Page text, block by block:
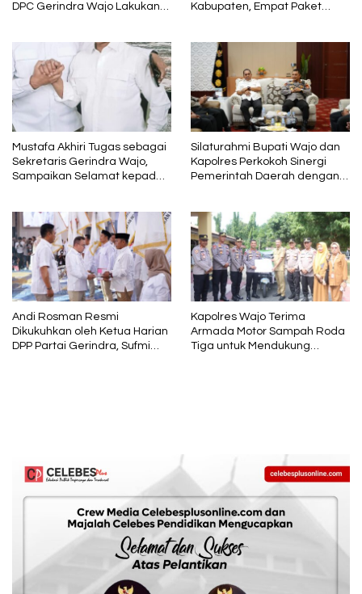
DPC Gerindra Wajo Lakukan
sebagai Wakil Ketua dan
Tetap Kader Partai
Kabupaten, Empat Paket
Mustafa Akhiri Tugas sebagai
Sekretaris Gerindra Wajo,
Sampaikan Selamat kepada
Silaturahmi Bupati Wajo dan
Kapolres Perkokoh Sinergi
Pemerintah Daerah dengan
Andi Rosman Resmi
Dikukuhkan oleh Ketua Harian
DPP Partai Gerindra, Sufmi
Kapolres Wajo Terima
Armada Motor Sampah Roda
Tiga untuk Mendukung